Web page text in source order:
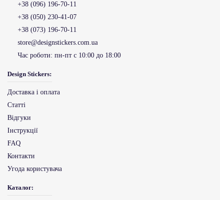
+38 (096) 196-70-11
+38 (050) 230-41-07
+38 (073) 196-70-11
store@designstickers.com.ua
Час роботи: пн-пт с 10:00 до 18:00
Design Stickers:
Доставка і оплата
Статті
Відгуки
Інструкції
FAQ
Контакти
Угода користувача
Каталог: